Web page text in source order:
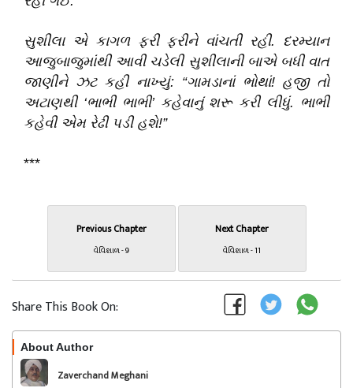
સુશીલા એ કાગળ ફરી ફરીને વાંચતી રહી. દરમ્યાન
આજુબાજુમાંથી આવી ચડેલી સુશીલાની બાએ બધી વાત
જાણીને ઝટ કહી નાખ્યું: “ગામડાનાં ભોથાં! હજી તો
અટાણથી ‘ભાભી ભાભી’ કહેવાનું શરૂ કરી લીધું. ભાભી
કહેવી એમ રેઢી પડી હશે!”
***
Previous Chapter
વેવિશાળ - 9
Next Chapter
વેવિશાળ - 11
Share This Book On:
About Author
Zaverchand Meghani